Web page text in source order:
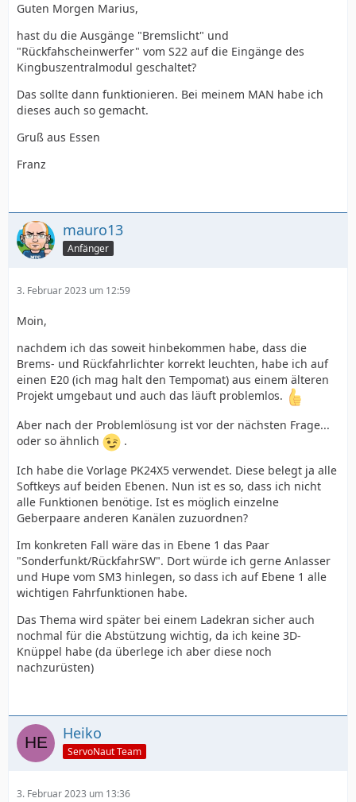
Guten Morgen Marius,
hast du die Ausgänge "Bremslicht" und
"Rückfahscheinwerfer" vom S22 auf die Eingänge des
Kingbuszentralmodul geschaltet?
Das sollte dann funktionieren. Bei meinem MAN habe ich
dieses auch so gemacht.
Gruß aus Essen
Franz
mauro13
Anfänger
3. Februar 2023 um 12:59
Moin,
nachdem ich das soweit hinbekommen habe, dass die
Brems- und Rückfahrlichter korrekt leuchten, habe ich auf
einen E20 (ich mag halt den Tempomat) aus einem älteren
Projekt umgebaut und auch das läuft problemlos.
Aber nach der Problemlösung ist vor der nächsten Frage...
oder so ähnlich
.
Ich habe die Vorlage PK24X5 verwendet. Diese belegt ja alle
Softkeys auf beiden Ebenen. Nun ist es so, dass ich nicht
alle Funktionen benötige. Ist es möglich einzelne
Geberpaare anderen Kanälen zuzuordnen?
Im konkreten Fall wäre das in Ebene 1 das Paar
"Sonderfunkt/RückfahrSW". Dort würde ich gerne Anlasser
und Hupe vom SM3 hinlegen, so dass ich auf Ebene 1 alle
wichtigen Fahrfunktionen habe.
Das Thema wird später bei einem Ladekran sicher auch
nochmal für die Abstützung wichtig, da ich keine 3D-
Knüppel habe (da überlege ich aber diese noch
nachzurüsten)
Heiko
ServoNaut Team
3. Februar 2023 um 13:36